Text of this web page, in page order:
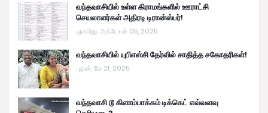
வந்தவாசியில் உள்ள கிராமங்களில் ஊராட்சி
செயலாளர்கள் அதிரடி டிரான்ஸ்பர்!
ஞாயிறு, அக்டோபர் 05, 2025
வந்தவாசியில் யுபிஎஸ்சி தேர்வில் சாதித்த சகோதரிகள்!
புதன், மே 21, 2025
வந்தவாசி டூ கிளாம்பாக்கம் டிக்கெட் எவ்வளவு